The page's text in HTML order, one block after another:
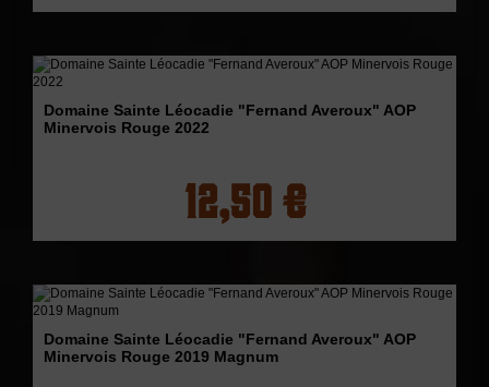
Domaine Sainte Léocadie "Fernand Averoux" AOP
Minervois Rouge 2022
12,50 €
Domaine Sainte Léocadie "Fernand Averoux" AOP
Minervois Rouge 2019 Magnum